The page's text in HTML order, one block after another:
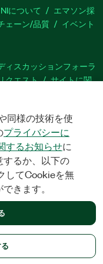
NIについて
エマソン採
ェーン/品質 イベント
ィスカッションフォーラ
クエスト
サイトに関
TwitterYouTube
クッキーを管理する
RESERVED.
同様の技術を使
プライバシーに
するお知らせに
るか、以下の
してCookieを無
きます。